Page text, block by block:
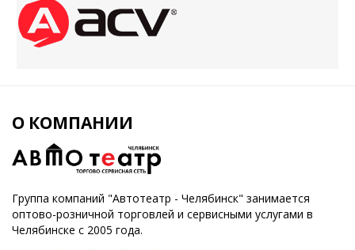
О КОМПАНИИ
Группа компаний "Автотеатр - Челябинск" занимается
оптово-розничной торговлей и сервисными услугами в
Челябинске с 2005 года.